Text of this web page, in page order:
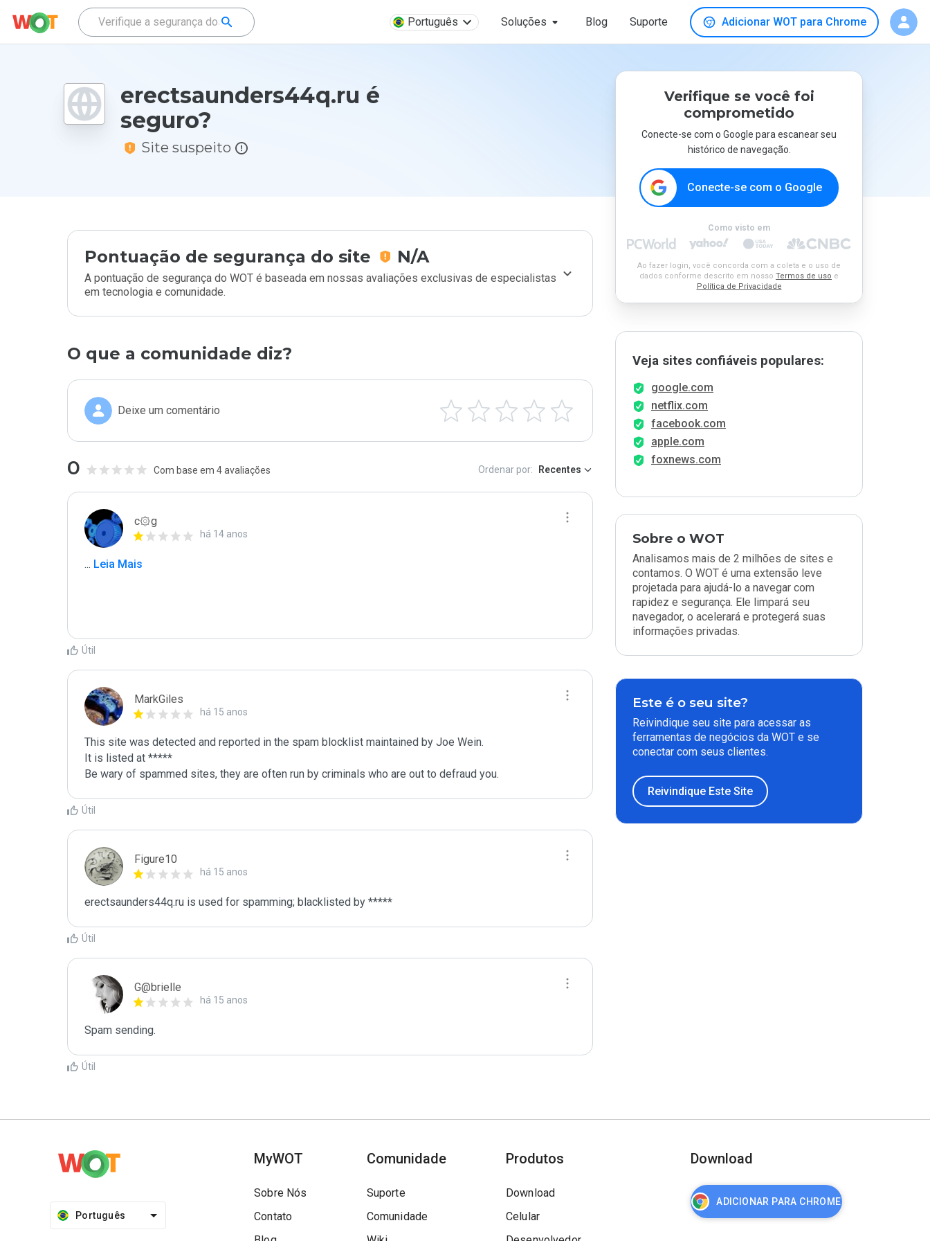
Português Soluções Blog Suporte Adicionar WOT para Chrome
erectsaunders44q.ru é
seguro?
Site suspeito
Pontuação de segurança do site N/A
A pontuação de segurança do WOT é baseada em nossas avaliações exclusivas de especialistas
em tecnologia e comunidade.
O que a comunidade diz?
Deixe um comentário
0 Com base em 4 avaliações Ordenar por: Recentes
c۞g
há 14 anos
... Leia Mais
Útil
MarkGiles
há 15 anos
This site was detected and reported in the spam blocklist maintained by Joe Wein.
It is listed at *****
Be wary of spammed sites, they are often run by criminals who are out to defraud you.
Útil
Figure10
há 15 anos
erectsaunders44q.ru is used for spamming; blacklisted by *****
Útil
G@brielle
há 15 anos
Spam sending.
Útil
Verifique se você foi
comprometido
Conecte-se com o Google para escanear seu
histórico de navegação.
Conecte-se com o Google
Como visto em
Ao fazer login, você concorda com a coleta e o uso de
dados conforme descrito em nosso Termos de uso e
Política de Privacidade
Veja sites confiáveis populares:
google.com
netflix.com
facebook.com
apple.com
foxnews.com
Sobre o WOT
Analisamos mais de 2 milhões de sites e
contamos. O WOT é uma extensão leve
projetada para ajudá-lo a navegar com
rapidez e segurança. Ele limpará seu
navegador, o acelerará e protegerá suas
informações privadas.
Este é o seu site?
Reivindique seu site para acessar as
ferramentas de negócios da WOT e se
conectar com seus clientes.
Reivindique Este Site
Português
MyWOT
Sobre Nós
Contato
Comunidade
Suporte
Comunidade
Produtos
Download
Celular
Download
ADICIONAR PARA CHROME